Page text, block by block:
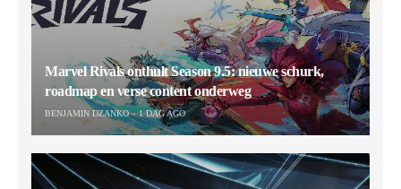
Marvel Rivals onthult Season 9.5: nieuwe schurk,
roadmap en verse content onderweg
BENJAMIN DZANKO 1 DAG AGO